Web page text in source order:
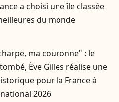
a choisi une île classée
du monde
ma couronne" : le
Ève Gilles réalise une
pour la France à
2026